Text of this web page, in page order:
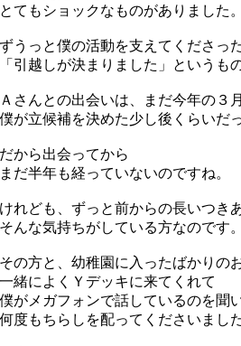
てもショックなものがありました。
うっと僕の活動を支えてくださっ
引越しが決まりました」というも
さんとの出会いは、まだ今年の３月
が立候補を決めた少し後くらいだ
から出会ってから
だ半年も経っていないのですね。
れども、ずっと前からの長いつき
んな気持ちがしている方なのです。
の方と、幼稚園に入ったばかりの
緒によくＹデッキに来てくれて
がメガフォンで話しているのを聞
度もちらしを配ってくださいました